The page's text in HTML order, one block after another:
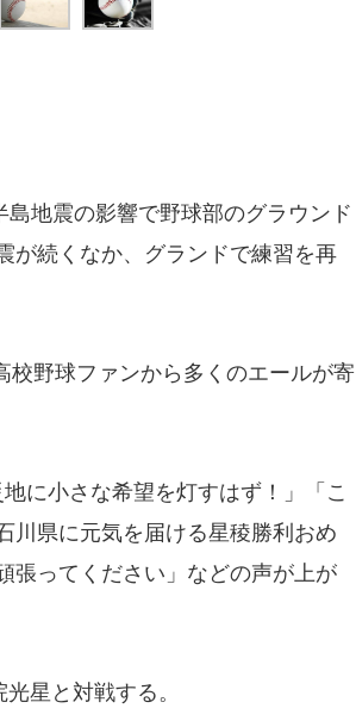
地震の影響で野球部のグラウンド
が続くなか、グランドで練習を再
野球ファンから多くのエールが寄
に小さな希望を灯すはず！」「こ
川県に元気を届ける星稜勝利おめ
張ってください」などの声が上が
星と対戦する。